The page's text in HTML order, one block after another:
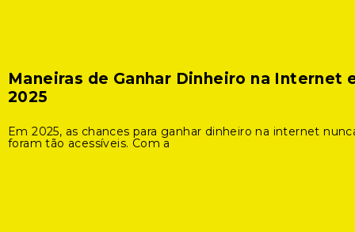
Maneiras de Ganhar Dinheiro na Internet
2025
Em 2025, as chances para ganhar dinheiro na internet
foram tão acessíveis. Com a